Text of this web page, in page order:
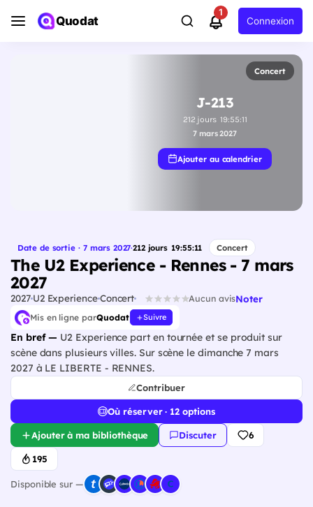
Quodat
1
Connexion
Concert
J-213
212jours 19:55:10
7 mars 2027
Ajouter au calendrier
Date de sortie · 7 mars 2027·212jours 19:55:10 Concert
The U2 Experience - Rennes - 7 mars
2027
2027U2 ExperienceConcert Aucun avisNoter
Mis en ligne parQuodat Suivre
En bref — U2 Experience part en tournée et se produit sur
scène dans plusieurs villes. Sur scène le dimanche 7 mars
2027 à LE LIBERTE - RENNES.
Contribuer
Où réserver · 12 options
Ajouter à ma bibliothèque Discuter 6
195
Disponible sur —